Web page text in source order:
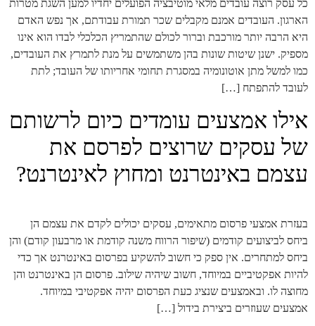
כל עסק רוצה עובדים מלאי מוטיבציה הפועלים יחדיו למען השגת מטרות
הארגון. העובדים אמנם מקבלים שכר תמורת עבודתם, אך נפש האדם
היא הרבה יותר מורכבת וברור לכולם שהתמריץ הכלכלי לבדו הוא אינו
מספיק. ישנן שיטות שונות בהן משתמשים על מנת לתמרץ את העובדים,
כמו למשל מתן אוטונומיה במסגרת תחומי אחריותו של העובד; לתת
לעובד להתפתח […]
אילו אמצעים עומדים כיום לרשותם
של עסקים שרוצים לפרסם את
עצמם באינטרנט ומחוץ לאינטרנט?
בעזרת אמצעי פרסום מתאימים, עסקים יכולים לקדם את עצמם הן
ביחס לביצועים קודמים (שיפור הרווח משנה קודמת או מרבעון קודם) והן
ביחס למתחרים. אין ספק כי חשוב להשקיע בפרסום באינטרנט אך כדי
להיות אפקטיביים במיוחד, חשוב שיהיה שילוב. פרסום הן באינטרנט והן
מחוצה לו. ובאמצעים שנציג כעת הפרסום יהיה אפקטיבי במיוחד.
אמצעים שעוזרים ביצירת בידול […]